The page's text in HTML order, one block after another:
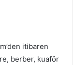
itibaren
berber, kuaför